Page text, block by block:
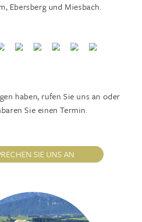
Ebersberg und Miesbach.
haben, rufen Sie uns an oder
Sie einen Termin.
SIE UNS AN